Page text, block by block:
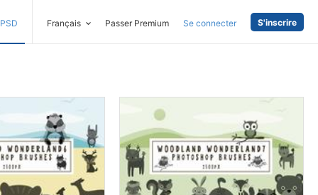
PSD Français Passer Premium Se connecter S'inscrire